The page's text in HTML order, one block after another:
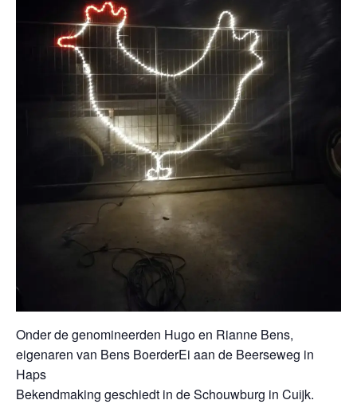
Onder de genomineerden Hugo en Rianne Bens,
eigenaren van Bens BoerderEi aan de Beerseweg in
Haps
Bekendmaking geschiedt in de Schouwburg in Cuijk.